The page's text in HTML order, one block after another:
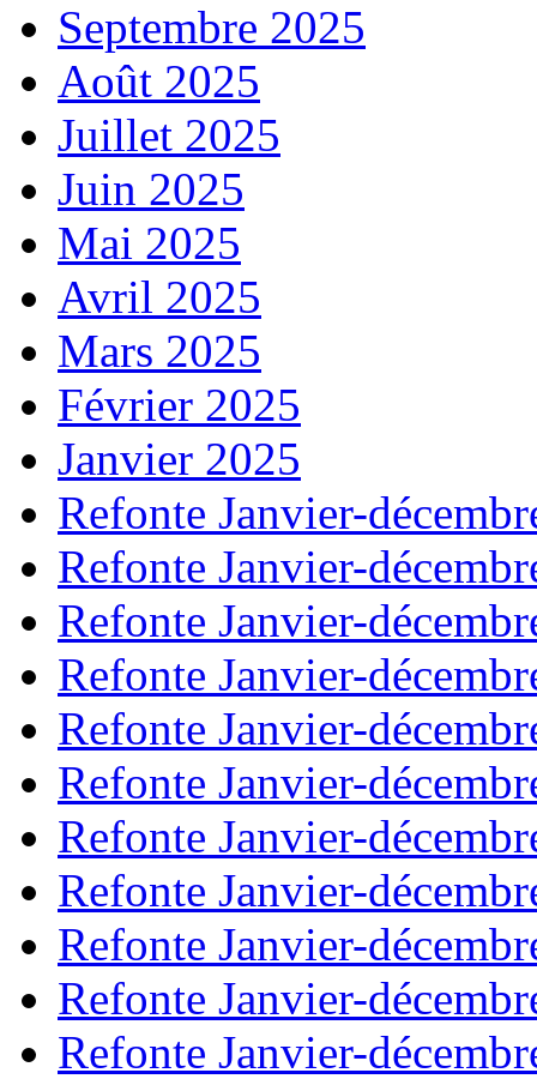
Septembre 2025
Août 2025
Juillet 2025
Juin 2025
Mai 2025
Avril 2025
Mars 2025
Février 2025
Janvier 2025
Refonte Janvier-
Refonte Janvier-
Refonte Janvier-
Refonte Janvier-
Refonte Janvier-
Refonte Janvier-
Refonte Janvier-
Refonte Janvier-
Refonte Janvier-
Refonte Janvier-
Refonte Janvier-